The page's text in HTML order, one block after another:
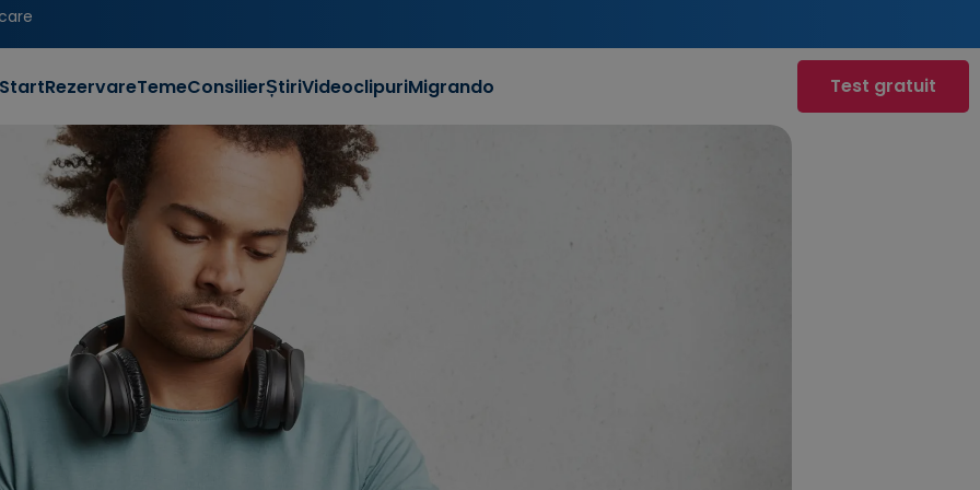
StartRezervareTemeConsilierȘtiriVideoclipuriMigrando Test gratuit